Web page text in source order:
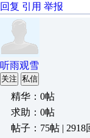
回复 引用 举报
听雨观雪
关注 私信
精华：0帖
求助：0帖
帖子：75帖 | 2918